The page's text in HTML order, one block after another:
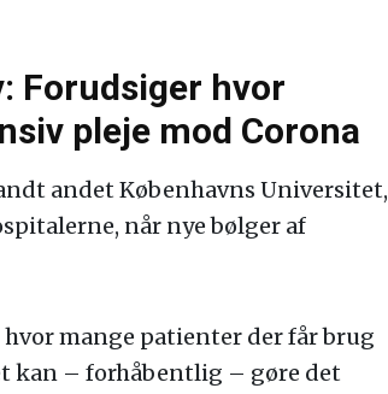
Forudsiger hvor
pleje mod Corona
andet Københavns Universitet,
når nye bølger af
mange patienter der får brug
kan – forhåbentlig – gøre det